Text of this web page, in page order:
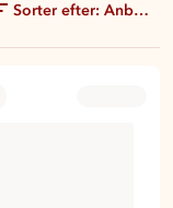
Sorter efter: